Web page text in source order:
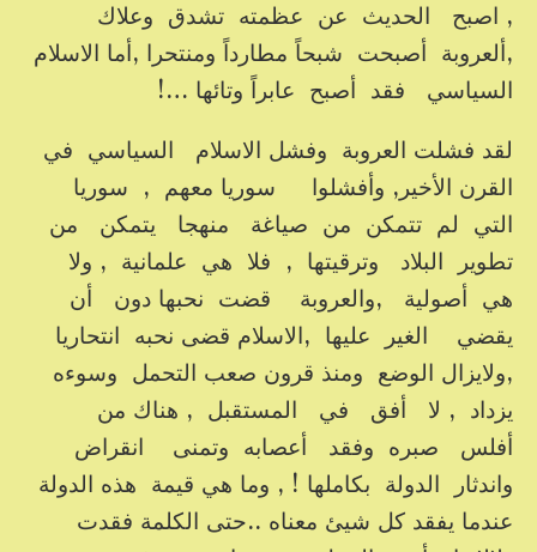
, اصبح الحديث عن عظمته تشدق وعلاك
,ألعروبة أصبحت شبحاً مطارداً ومنتحرا ,أما الاسلام
السياسي فقد أصبح عابراً وتائها …!
لقد فشلت العروبة وفشل الاسلام السياسي في
القرن الأخير, وأفشلوا سوريا معهم , سوريا
التي لم تتمكن من صياغة منهجا يتمكن من
تطوير البلاد وترقيتها , فلا هي علمانية , ولا
هي أصولية ,والعروبة قضت نحبها دون أن
يقضي الغير عليها ,الاسلام قضى نحبه انتحاريا
,ولايزال الوضع ومنذ قرون صعب التحمل وسوءه
يزداد , لا أفق في المستقبل , هناك من
أفلس صبره وفقد أعصابه وتمنى انقراض
واندثار الدولة بكاملها ! , وما هي قيمة هذه الدولة
عندما يفقد كل شيئ معناه ..حتى الكلمة فقدت